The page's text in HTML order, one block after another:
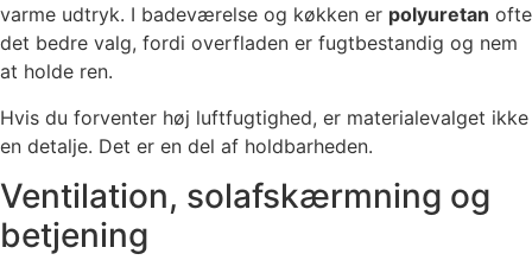
varme udtryk. I badeværelse og køkken er polyuretan ofte
det bedre valg, fordi overfladen er fugtbestandig og nem
at holde ren.
Hvis du forventer høj luftfugtighed, er materialevalget ikke
en detalje. Det er en del af holdbarheden.
Ventilation, solafskærmning og
betjening